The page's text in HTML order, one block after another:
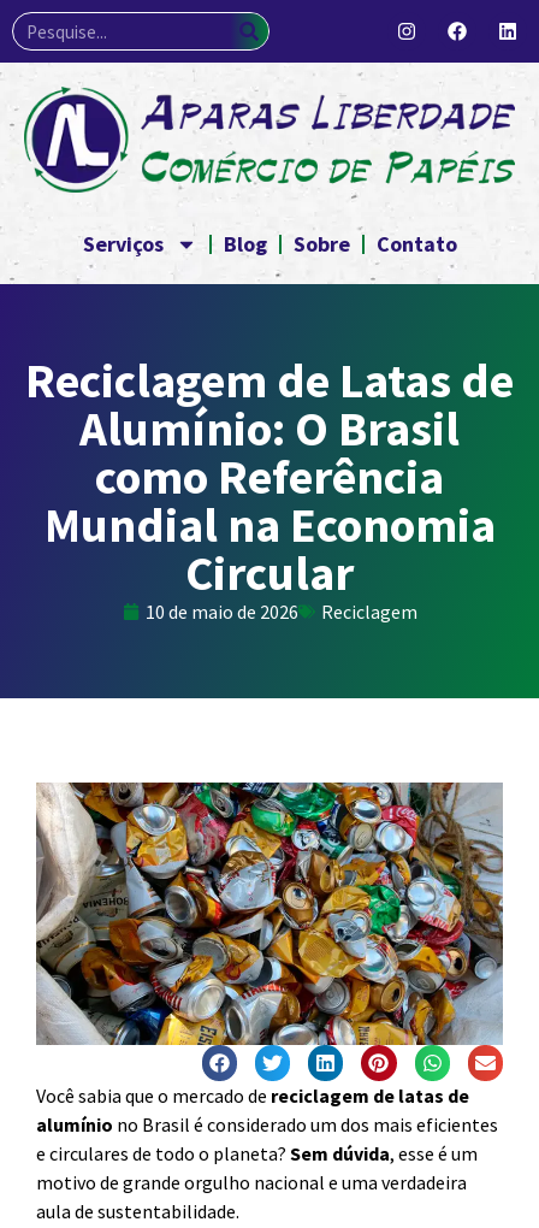
Serviços Blog Sobre Contato
Reciclagem de Latas de
Alumínio: O Brasil
como Referência
Mundial na Economia
Circular
10 de maio de 2026 Reciclagem
Você sabia que o mercado de reciclagem de latas de
alumínio no Brasil é considerado um dos mais eficientes
e circulares de todo o planeta? Sem dúvida, esse é um
motivo de grande orgulho nacional e uma verdadeira
aula de sustentabilidade.